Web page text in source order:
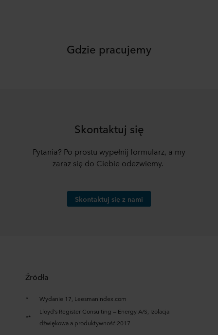
urządzeniach końcowych. To Ty decydujesz, w jakich
Więcej informacji na temat korzystania przez nas z
plików cookie można znaleźć w rozdziale „Informacje”,
osobowych wPolityce prywatności, gdzie określono
między innymi, która konkretnie spółka ROCKWOOL jest
Gdzie pracujemy
Skontaktuj się
Pytania? Po prostu wypełnij formularz, a my
zaraz się do Ciebie odezwiemy.
Skontaktuj się z nami
Źródła
* Wydanie 17, Leesmanindex.com
**
Lloyd’s Register Consulting — Energy A/S, Izolacja
dźwiękowa a produktywność 2017